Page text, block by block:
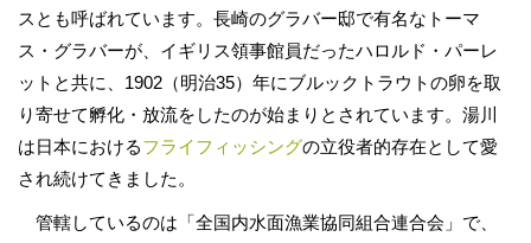
スとも呼ばれています。長崎のグラバー邸で有名なトーマ
ス・グラバーが、イギリス領事館員だったハロルド・パーレ
ットと共に、1902（明治35）年にブルックトラウトの卵を取
り寄せて孵化・放流をしたのが始まりとされています。湯川
は日本におけるフライフィッシングの立役者的存在として愛
され続けてきました。
管轄しているのは「全国内水面漁業協同組合連合会」で、